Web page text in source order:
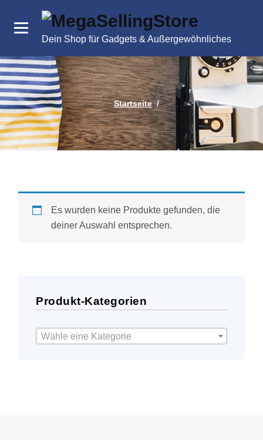
Inhalt
Dein Shop für Gadgets & Außergewöhnliches
Startseite/
Es wurden keine Produkte gefunden, die
deiner Auswahl entsprechen.
Produkt-Kategorien
Wähle eine Kategorie